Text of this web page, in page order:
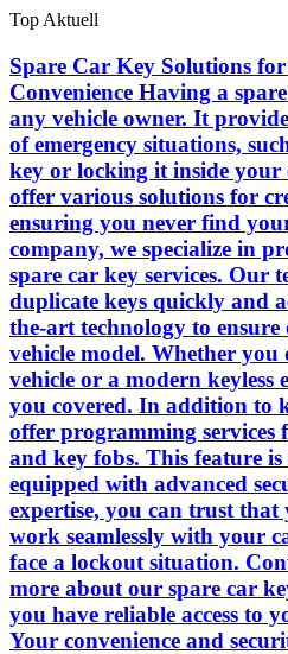
Skip
the
content
Top Aktuell
Spare Car Key Solutions
Convenience Having a
any vehicle owner. It
of emergency situations,
key or locking it inside your
offer various solutions for
ensuring you never find
company, we specialize in
spare car key services. Our
duplicate keys quickly and
the-art technology to
vehicle model. Whether
vehicle or a modern keyless
you covered. In addition to
offer programming services
and key fobs. This feature
equipped with advanced
expertise, you can trust
work seamlessly with your
face a lockout situation.
more about our spare car
you have reliable access to
Your convenience and